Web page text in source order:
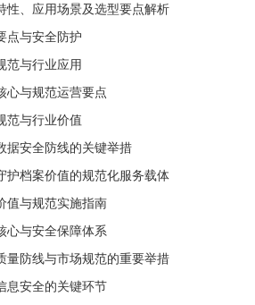
性、应用场景及选型要点解析
点与安全防护
范与行业应用
心与规范运营要点
范与行业价值
据安全防线的关键举措
护档案价值的规范化服务载体
值与规范实施指南
心与安全保障体系
量防线与市场规范的重要举措
息安全的关键环节